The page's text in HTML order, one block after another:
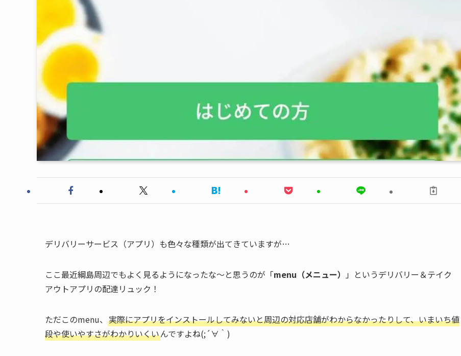
デリバリーサービス（アプリ）も色々な種類が出てきていますが…
ここ最近綱島周辺でもよく見るようになったな～と思うのが「menu（メニュー）
」というデリバリー＆テイク
アウトアプリの配達リュック！
ただこのmenu、 実際にアプリをインストールしてみないと周辺の対応店舗がわからなかったりして、いまいち値
段や使いやすさがわかりいくいんですよね(;´∀｀)